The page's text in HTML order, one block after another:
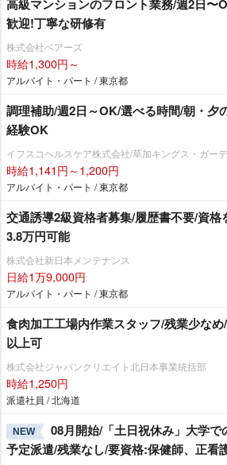
⾼級マンションのフロント業務/週2⽇〜
歓迎!丁寧な研修有
株式会社ベアーズ
時給1,300円～
アルバイト・パート / 東京都
調理補助/週2日～OK/選べる時間/朝・夕
経験OK
イフスコヘルスケア株式会社/草加キングス・ガー
時給1,141円～1,200円
アルバイト・パート / 東京都
交通誘導2級資格者募集/履歴書不要/資
3.8万円可能
株式会社新日本メンテナンス
日給1万9,000円
アルバイト・パート / 東京都
食肉加工工場内作業スタッフ/残業少な
以上可
株式会社ジャパンクリエイト北日本事業統括部
時給1,250円
派遣社員 / 北海道
NEW
08月開始/「土日祝休み」大学
予定派遣/残業なし/要資格:保健師、正看